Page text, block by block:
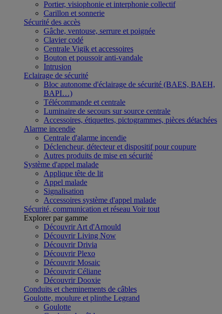
Portier, visiophonie et interphonie collectif
Carillon et sonnerie
Sécurité des accès
Gâche, ventouse, serrure et poignée
Clavier codé
Centrale Vigik et accessoires
Bouton et poussoir anti-vandale
Intrusion
Eclairage de sécurité
Bloc autonome d'éclairage de sécurité (BAES, BAEH,
BAPI…)
Télécommande et centrale
Luminaire de secours sur source centrale
Accessoires, étiquettes, pictogrammes, pièces détachées
Alarme incendie
Centrale d'alarme incendie
Déclencheur, détecteur et dispositif pour coupure
Autres produits de mise en sécurité
Système d'appel malade
Applique tête de lit
Appel malade
Signalisation
Accessoires système d'appel malade
Sécurité, communication et réseau Voir tout
Explorer par gamme
Découvrir Art d'Arnould
Découvrir Living Now
Découvrir Drivia
Découvrir Plexo
Découvrir Mosaic
Découvrir Céliane
Découvrir Dooxie
Conduits et cheminements de câbles
Goulotte, moulure et plinthe Legrand
Goulotte